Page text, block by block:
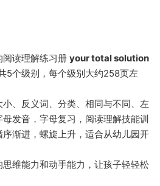
读理解练习册 your total solution
5个级别，每个级别大约258页左
、反义词、分类、相同与不同、左
发音，字母复习，阅读理解技能训
渐进，螺旋上升，适合从幼儿园开
维能力和动手能力，让孩子轻轻松